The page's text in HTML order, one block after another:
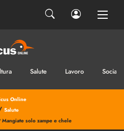
Salute Lavoro Sociale
Online
Salute
solo zampe e chele